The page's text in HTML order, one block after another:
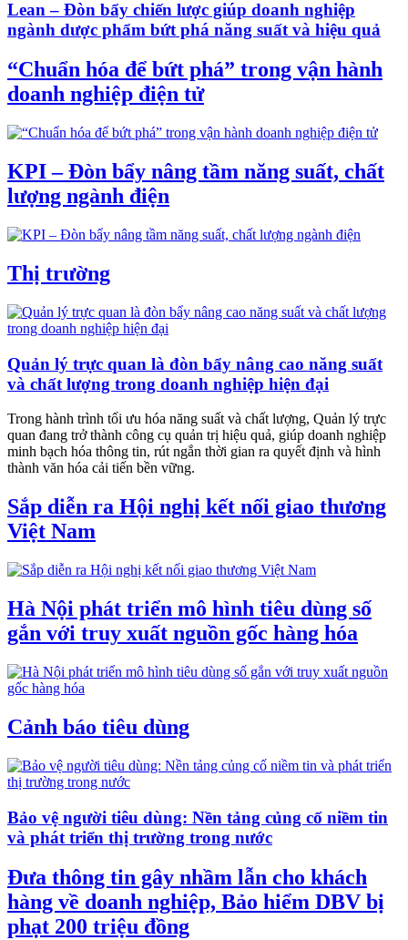
Lean – Đòn bẩy chiến lược giúp doanh nghiệp
ngành dược phẩm bứt phá năng suất và hiệu quả
“Chuẩn hóa để bứt phá” trong vận hành
doanh nghiệp điện tử
KPI – Đòn bẩy nâng tầm năng suất, chất
lượng ngành điện
Thị trường
Quản lý trực quan là đòn bẩy nâng cao năng suất
và chất lượng trong doanh nghiệp hiện đại
Trong hành trình tối ưu hóa năng suất và chất lượng, Quản lý trực
quan đang trở thành công cụ quản trị hiệu quả, giúp doanh nghiệp
minh bạch hóa thông tin, rút ngắn thời gian ra quyết định và hình
thành văn hóa cải tiến bền vững.
Sắp diễn ra Hội nghị kết nối giao thương
Việt Nam
Hà Nội phát triển mô hình tiêu dùng số
gắn với truy xuất nguồn gốc hàng hóa
Cảnh báo tiêu dùng
Bảo vệ người tiêu dùng: Nền tảng củng cố niềm tin
và phát triển thị trường trong nước
Đưa thông tin gây nhầm lẫn cho khách
hàng về doanh nghiệp, Bảo hiểm DBV bị
phạt 200 triệu đồng